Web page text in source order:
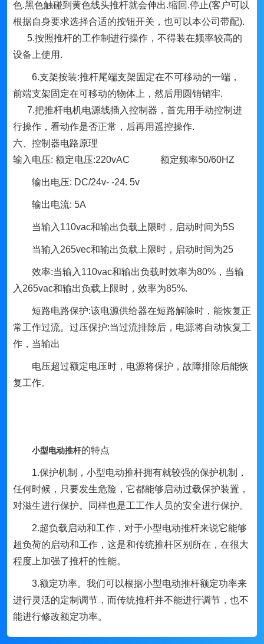
色.黑色触碰到黄色线头推杆就会伸出.缩回.停止(客户可以
根据自身要求选择合适的按钮开关，也可以本公司带配).
5.按照推杆的工作制进行操作，不得装在频率较高的
设备上使用.
6.支架按装:推杆尾端支架固定在不可移动的一端，
前端支架固定在可移动的物体上，然后用圆销销牢.
7.把推杆电机电源线插入控制器，首先用手动控制进
行操作，看动作是否正常，后再用遥控操作.
六、控制器电路原理
输入电压: 额定电压:220vAC 额定频率50/60HZ
输出电压: DC/24v- -24. 5v
输出电流: 5A
当输入110vac和输出负载上限时，启动时间为5S
当输入265vec和输出负载上限时，启动时间为25
效率:当输入110vac和输出负载时效率为80%，当输
入265vac和输出负载上限时，效率为85%.
短路电路保护:该电源供给器在短路解除时，能恢复正
常工作过流。过压保护:当过流排除后，电源将自动恢复工
作，当输出
电压超过额定电压时，电源将保护，故障排除后能恢
复工作。
小型电动推杆的特点
1.保护机制，小型电动推杆拥有就较强的保护机制，
任何时候，只要发生危险，它都能够启动过载保护装置，
对滋生进行保护。同样也是工工作人员的安全进行保护。
2.超负载启动和工作，对于小型电动推杆来说它能够
超负荷的启动和工作，这是和传统推杆区别所在，在很大
程度上加强了推杆的性能。
3.额定功率。我们可以根据小型电动推杆额定功率来
进行灵活的定制调节，而传统推杆并不能进行调节，也不
能进行修改额定功率。